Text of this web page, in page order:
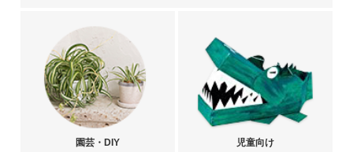
園芸・DIY 児童向け